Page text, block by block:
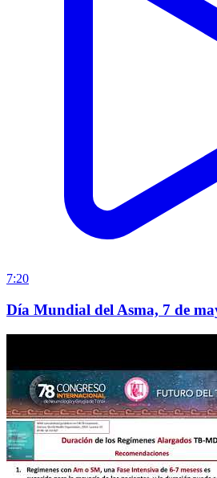
7:20
Día Mundial del Asma, 7 de